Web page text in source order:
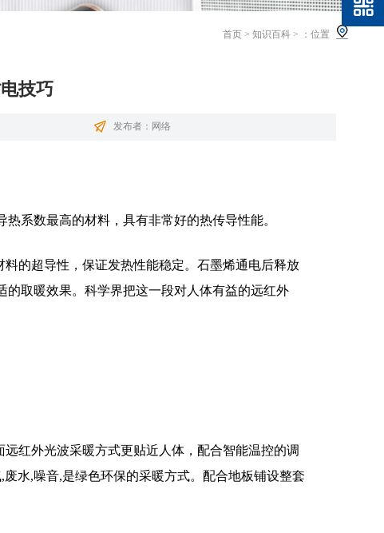
首页 >知识百科 > ：位置
技巧
发布者：网络
系数最高的材料，具有非常好的热传导性能。
的超导性，保证发热性能稳定。石墨烯通电后释放
取暖效果。科学界把这一段对人体有益的远红外
红外光波采暖方式更贴近人体，配合智能温控的调
水,噪音,是绿色环保的采暖方式。配合地板铺设整套